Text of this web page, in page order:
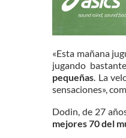
«Esta mañana
jugando
pequeñas . La
sensaciones»,
Dodin, de 27
mejores 70 del